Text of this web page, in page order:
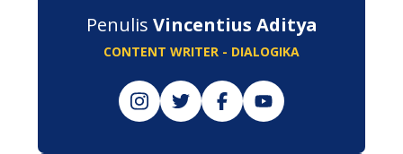
Penulis Vincentius Aditya
CONTENT WRITER - DIALOGIKA